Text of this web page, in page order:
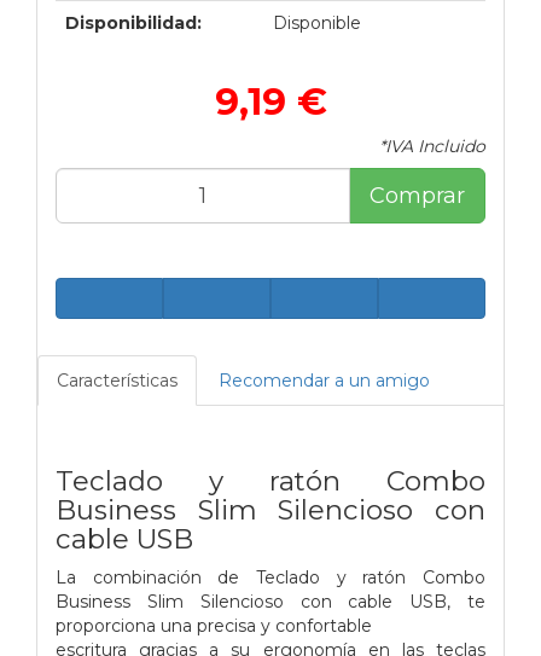
Disponibilidad: Disponible
9,19 €
*IVA Incluido
Comprar
Características Recomendar a un amigo
Teclado y ratón Combo
Business Slim Silencioso con
cable USB
La combinación de Teclado y ratón Combo
Business Slim Silencioso con cable USB, te
proporciona una precisa y confortable
escritura gracias a su ergonomía en las teclas